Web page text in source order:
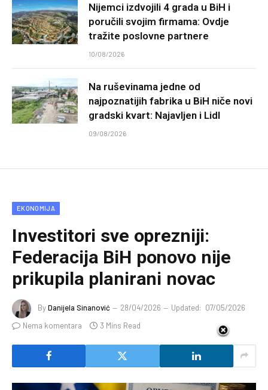
Nijemci izdvojili 4 grada u BiH i
poručili svojim firmama: Ovdje
tražite poslovne partnere
10/08/2026
Na ruševinama jedne od
najpoznatijih fabrika u BiH niče novi
gradski kvart: Najavljen i Lidl
09/08/2026
EKONOMIJA
Investitori sve oprezniji:
Federacija BiH ponovo nije
prikupila planirani novac
ByDanijela Sinanović 28/04/2026 Updated: 07/05/2026
Nema komentara
3 Mins Read